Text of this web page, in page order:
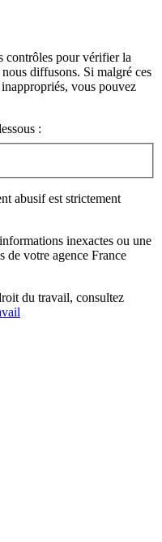
contrôles pour vérifier la
diffusons. Si malgré ces
vous pouvez
:
abusif est strictement
informations inexactes ou une
de votre agence France
du travail, consultez